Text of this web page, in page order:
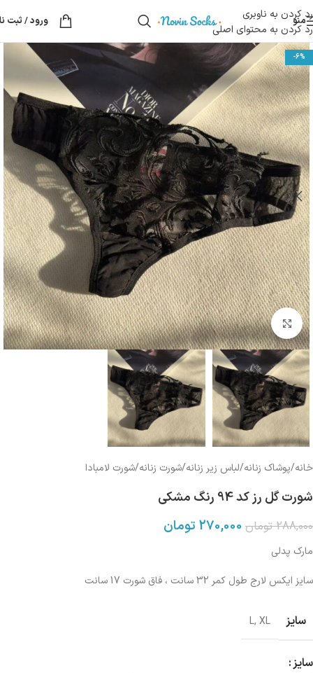
رد کردن به ناوبری
رد کردن به محتوای اصلی
منو ورود / ثبت
-6%
بزرگنمایی تصویر
خانه/پوشاک زنانه/لباس زیر زنانه/شورت زنانه/شورت لامبادا
شورت گل رز کد 94 رنگ مشکی
288,000 تومان 270,000 تومان
مارک پدلی
سایز ایکس لارج طول کمر 32 سانت ، فاق شورت 17 سانت
سایز L, XL
سایز